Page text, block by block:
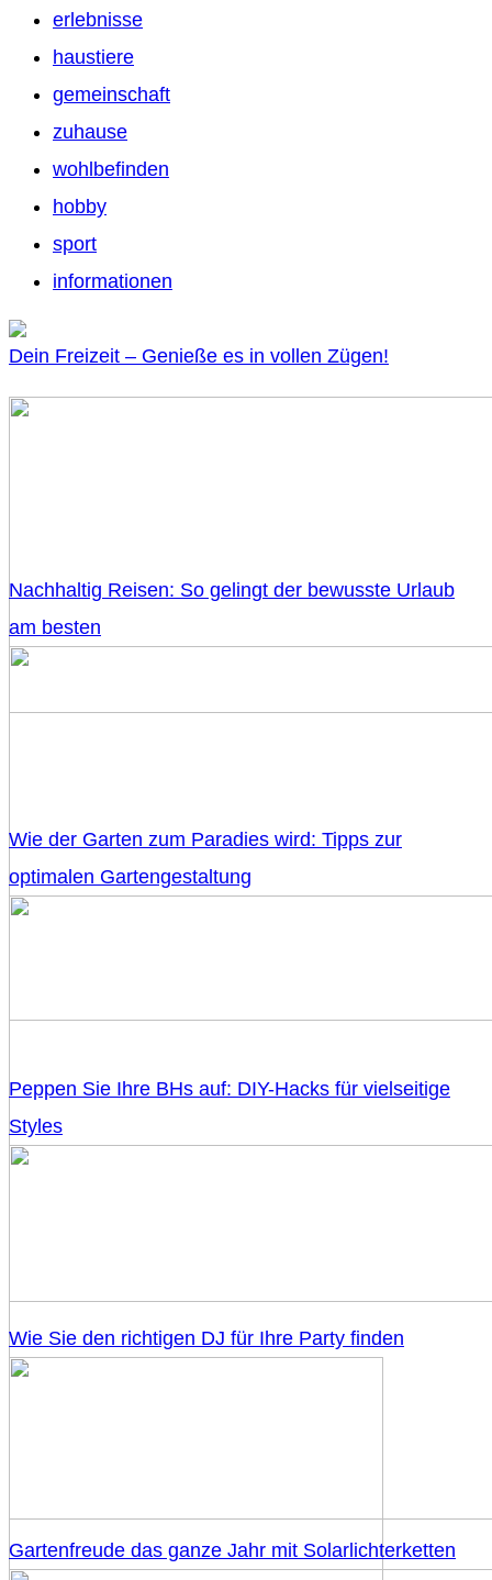
erlebnisse
haustiere
gemeinschaft
zuhause
wohlbefinden
hobby
sport
informationen
Dein Freizeit – Genieße es in vollen Zügen!
Nachhaltig Reisen: So gelingt der bewusste Urlaub
am besten
Wie der Garten zum Paradies wird: Tipps zur
optimalen Gartengestaltung
Peppen Sie Ihre BHs auf: DIY-Hacks für vielseitige
Styles
Wie Sie den richtigen DJ für Ihre Party finden
Gartenfreude das ganze Jahr mit Solarlichterketten